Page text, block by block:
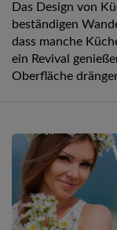
Das Design von
beständigen
dass manche
ein Revival
Oberfläche